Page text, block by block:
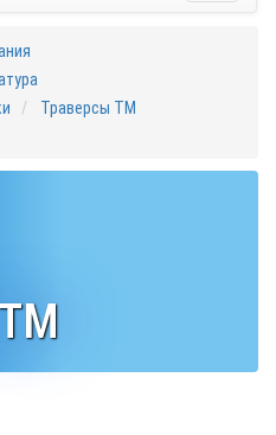
Траверсы ТМ